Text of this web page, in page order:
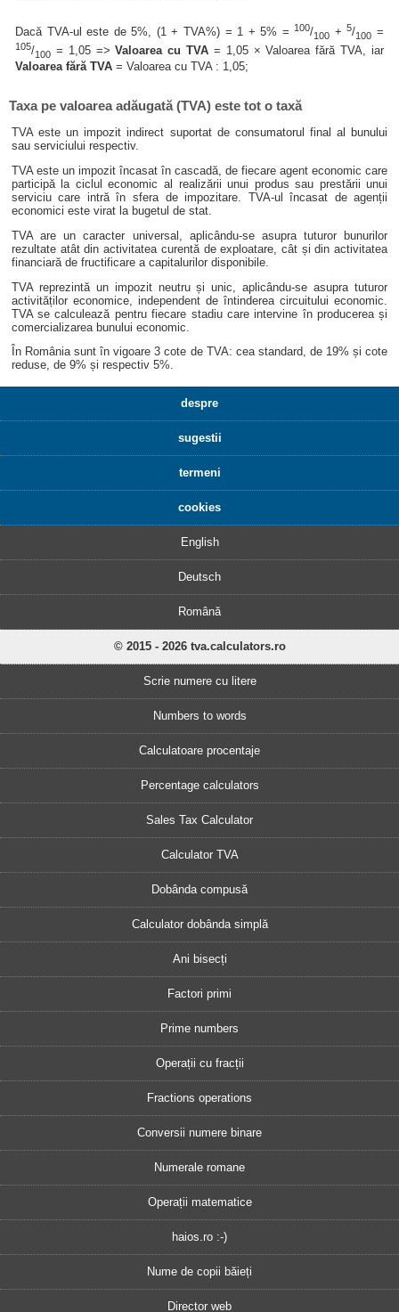
Dacă TVA-ul este de 5%, (1 + TVA%) = 1 + 5% =100/100 +5/100 =
105/100 = 1,05 =>Valoarea cu TVA = 1,05 × Valoarea fără TVA, iar
Valoarea fără TVA = Valoarea cu TVA : 1,05;
Taxa pe valoarea adăugată (TVA) este tot o taxă
TVA este un impozit indirect suportat de consumatorul final al bunului
sau serviciului respectiv.
TVA este un impozit încasat în cascadă, de fiecare agent economic care
participă la ciclul economic al realizării unui produs sau prestării unui
serviciu care intră în sfera de impozitare. TVA-ul încasat de agenții
economici este virat la bugetul de stat.
TVA are un caracter universal, aplicându-se asupra tuturor bunurilor
rezultate atât din activitatea curentă de exploatare, cât și din activitatea
financiară de fructificare a capitalurilor disponibile.
TVA reprezintă un impozit neutru și unic, aplicându-se asupra tuturor
activităților economice, independent de întinderea circuitului economic.
TVA se calculează pentru fiecare stadiu care intervine în producerea și
comercializarea bunului economic.
În România sunt în vigoare 3 cote de TVA: cea standard, de 19% și cote
reduse, de 9% și respectiv 5%.
despre
sugestii
termeni
cookies
English
Deutsch
Română
© 2015 - 2026 tva.calculators.ro
Scrie numere cu litere
Numbers to words
Calculatoare procentaje
Percentage calculators
Sales Tax Calculator
Calculator TVA
Dobânda compusă
Calculator dobânda simplă
Ani bisecți
Factori primi
Prime numbers
Operații cu fracții
Fractions operations
Conversii numere binare
Numerale romane
Operații matematice
haios.ro :-)
Nume de copii băieți
Director web